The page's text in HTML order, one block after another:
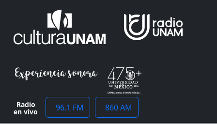
Radio
en vivo 96.1 FM 860 AM